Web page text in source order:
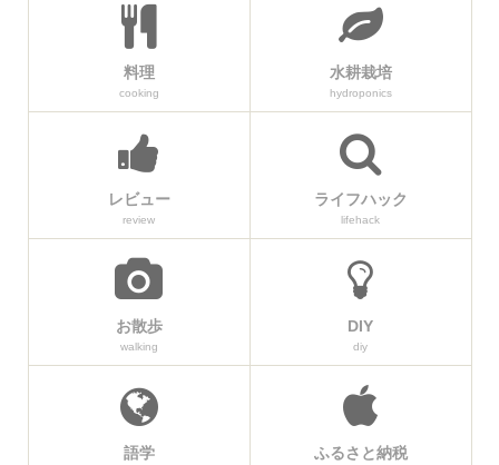
料理
cooking
水耕栽培
hydroponics
レビュー
review
ライフハック
lifehack
お散歩
walking
DIY
diy
語学 ふるさと納税